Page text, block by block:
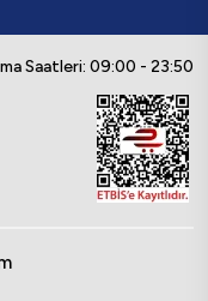
Saatleri: 09:00 - 23:50